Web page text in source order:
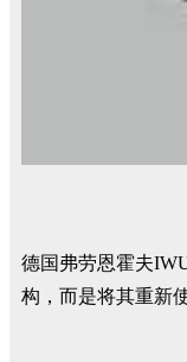
德国弗劳恩霍夫
构，而是将其重新